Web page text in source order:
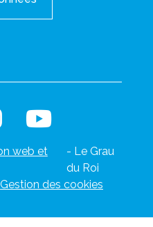
web et
- Le Grau
du Roi
Gestion des cookies